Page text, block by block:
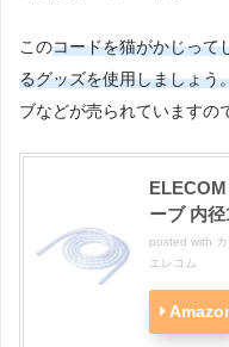
このコードを猫がかじって
るグッズを使用しましょう
ブなどが売られていますの
ーブ 内
posted with
エレコム